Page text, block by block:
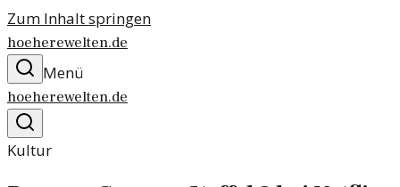
Zum Inhalt springen
hoeherewelten.de
Menü
hoeherewelten.de
Kultur